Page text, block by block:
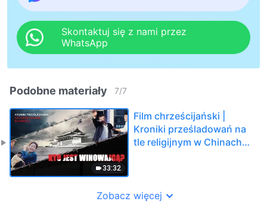
Skontaktuj się z nami przez
WhatsApp
Podobne materiały 7/7
33:32
Film chrześcijański |
Kroniki prześladowań na
tle religijnym w Chinach
Zobacz więcej